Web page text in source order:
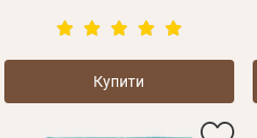
Купити